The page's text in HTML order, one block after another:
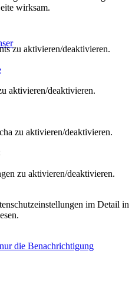
wirksam.
zu aktivieren/deaktivieren.
aktivieren/deaktivieren.
zu aktivieren/deaktivieren.
zu aktivieren/deaktivieren.
im Detail in
die Benachrichtigung